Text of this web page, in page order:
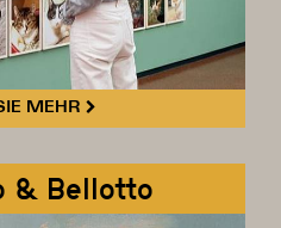
MEHR
& Bellotto